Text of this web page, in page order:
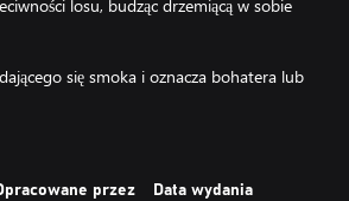
losu, budząc drzemiącą w sobie
się smoka i oznacza bohatera lub
przyszłość, ale którzy nie
przez Data wydania